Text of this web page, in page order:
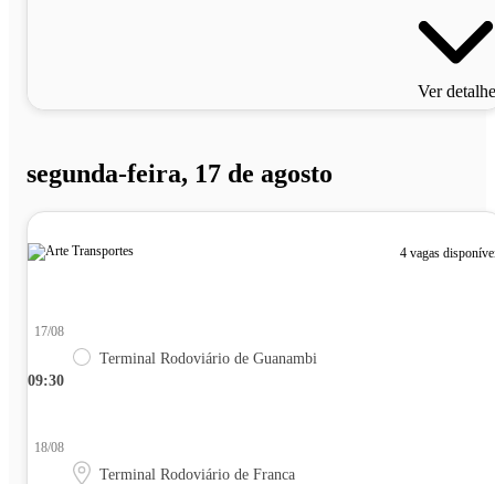
Ver
segunda-feira, 17 de agosto
4 vagas
09:30
17/08
Terminal Rodoviário de Guanambi
18/08
Terminal Rodoviário de Franca